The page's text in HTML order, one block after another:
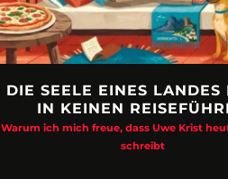
DIE SEELE EINES LANDES
IN KEINEN
Warum ich mich freue, dass Uwe Krist
schreibt